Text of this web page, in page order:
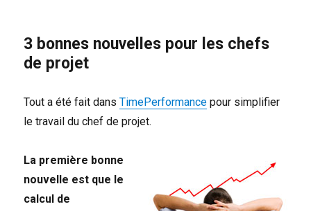
3 bonnes nouvelles pour les chefs
de projet
Tout a été fait dansTimePerformance pour simplifier
le travail du chef de projet.
La première bonne
nouvelle est que le
calcul de